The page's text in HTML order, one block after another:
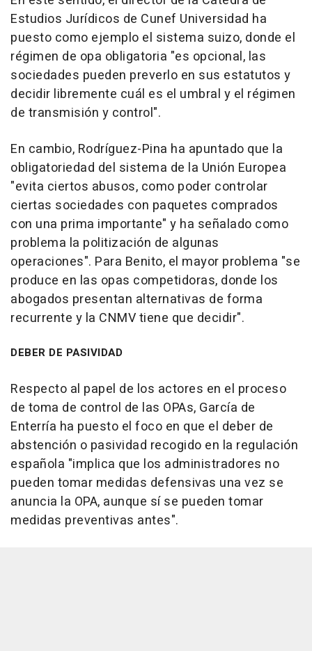
Estudios Jurídicos de Cunef Universidad ha
puesto como ejemplo el sistema suizo, donde el
régimen de opa obligatoria "es opcional, las
sociedades pueden preverlo en sus estatutos y
decidir libremente cuál es el umbral y el régimen
de transmisión y control".
En cambio, Rodríguez-Pina ha apuntado que la
obligatoriedad del sistema de la Unión Europea
"evita ciertos abusos, como poder controlar
ciertas sociedades con paquetes comprados
con una prima importante" y ha señalado como
problema la politización de algunas
operaciones". Para Benito, el mayor problema "se
produce en las opas competidoras, donde los
abogados presentan alternativas de forma
recurrente y la CNMV tiene que decidir".
DEBER DE PASIVIDAD
Respecto al papel de los actores en el proceso
de toma de control de las OPAs, García de
Enterría ha puesto el foco en que el deber de
abstención o pasividad recogido en la regulación
española "implica que los administradores no
pueden tomar medidas defensivas una vez se
anuncia la OPA, aunque sí se pueden tomar
medidas preventivas antes".